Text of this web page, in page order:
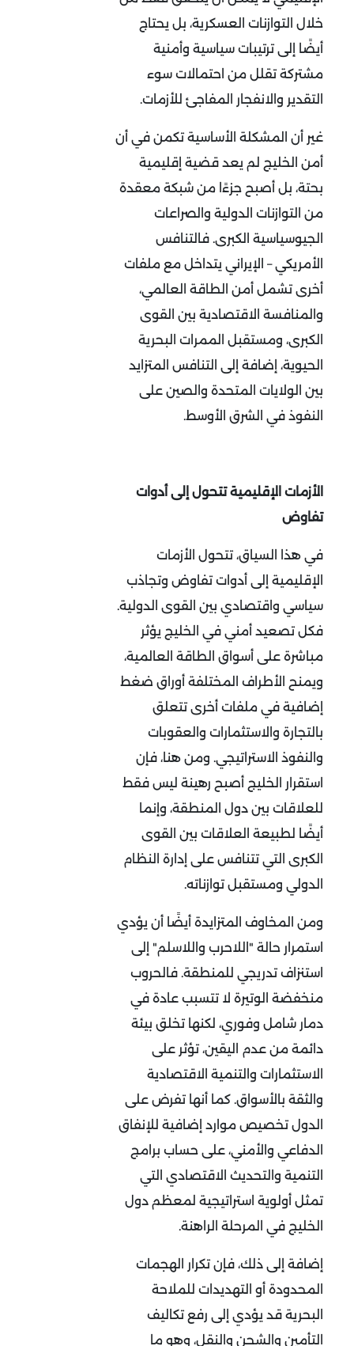
خلال التوازنات العسكرية، بل يحتاج
أيضًا إلى ترتيبات سياسية وأمنية
مشتركة تقلل من احتمالات سوء
التقدير والانفجار المفاجئ للأزمات.
غير أن المشكلة الأساسية تكمن في أن
أمن الخليج لم يعد قضية إقليمية
بحتة، بل أصبح جزءًا من شبكة معقدة
من التوازنات الدولية والصراعات
الجيوسياسية الكبرى. فالتنافس
الأمريكي – الإيراني يتداخل مع ملفات
أخرى تشمل أمن الطاقة العالمي،
والمنافسة الاقتصادية بين القوى
الكبرى، ومستقبل الممرات البحرية
الحيوية، إضافة إلى التنافس المتزايد
بين الولايات المتحدة والصين على
النفوذ في الشرق الأوسط.
الأزمات الإقليمية تتحول إلى أدوات
تفاوض
في هذا السياق، تتحول الأزمات
الإقليمية إلى أدوات تفاوض وتجاذب
سياسي واقتصادي بين القوى الدولية.
فكل تصعيد أمني في الخليج يؤثر
مباشرة على أسواق الطاقة العالمية،
ويمنح الأطراف المختلفة أوراق ضغط
إضافية في ملفات أخرى تتعلق
بالتجارة والاستثمارات والعقوبات
والنفوذ الاستراتيجي. ومن هنا، فإن
استقرار الخليج أصبح رهينة ليس فقط
للعلاقات بين دول المنطقة، وإنما
أيضًا لطبيعة العلاقات بين القوى
الكبرى التي تتنافس على إدارة النظام
الدولي ومستقبل توازناته.
ومن المخاوف المتزايدة أيضًا أن يؤدي
استمرار حالة "اللاحرب واللاسلم" إلى
استنزاف تدريجي للمنطقة. فالحروب
منخفضة الوتيرة لا تتسبب عادة في
دمار شامل وفوري، لكنها تخلق بيئة
دائمة من عدم اليقين، تؤثر على
الاستثمارات والتنمية الاقتصادية
والثقة بالأسواق. كما أنها تفرض على
الدول تخصيص موارد إضافية للإنفاق
الدفاعي والأمني، على حساب برامج
التنمية والتحديث الاقتصادي التي
تمثل أولوية استراتيجية لمعظم دول
الخليج في المرحلة الراهنة.
إضافة إلى ذلك، فإن تكرار الهجمات
المحدودة أو التهديدات للملاحة
البحرية قد يؤدي إلى رفع تكاليف
التأمين والشحن والنقل، وهو ما